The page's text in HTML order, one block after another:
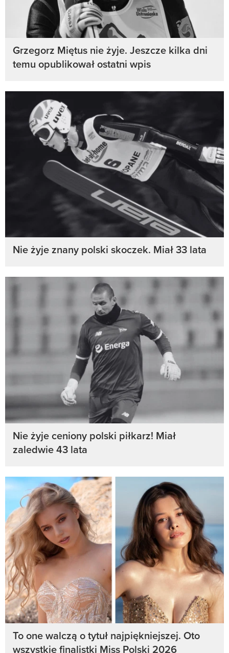
Grzegorz Miętus nie żyje. Jeszcze kilka dni
temu opublikował ostatni wpis
Nie żyje znany polski skoczek. Miał 33 lata
Nie żyje ceniony polski piłkarz! Miał
zaledwie 43 lata
To one walczą o tytuł najpiękniejszej. Oto
wszystkie finalistki Miss Polski 2026